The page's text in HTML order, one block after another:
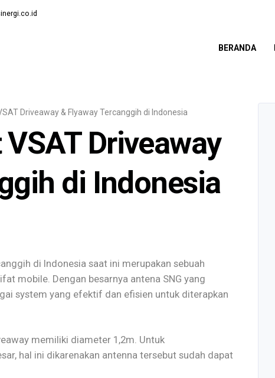
BERANDA
Driveaway & Flyaway Tercanggih di Indonesia
Driveaway
di Indonesia
di Indonesia saat ini merupakan sebuah
mobile. Dengan besarnya antena SNG yang
system yang efektif dan efisien untuk diterapkan
memiliki diameter 1,2m. Untuk
hal ini dikarenakan antenna tersebut sudah dapat